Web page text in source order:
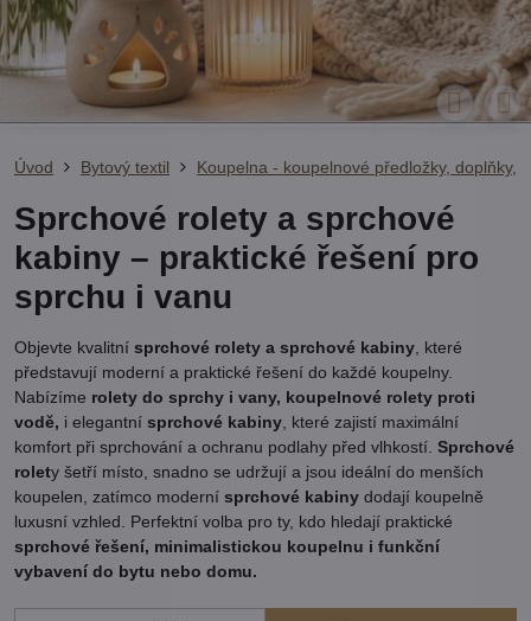
Úvod Bytový textil Koupelna - koupelnové předložky, doplňky,
Sprchové rolety a sprchové
kabiny – praktické řešení pro
sprchu i vanu
Objevte kvalitní sprchové rolety a sprchové kabiny , které
představují moderní a praktické řešení do každé koupelny.
Nabízíme rolety do sprchy i vany, koupelnové rolety proti
vodě, i elegantní sprchové kabiny , které zajistí maximální
komfort při sprchování a ochranu podlahy před vlhkostí. Sprchové
rolety šetří místo, snadno se udržují a jsou ideální do menších
koupelen, zatímco moderní sprchové kabiny dodají koupelně
luxusní vzhled. Perfektní volba pro ty, kdo hledají praktické
sprchové řešení, minimalistickou koupelnu i funkční
vybavení do bytu nebo domu.